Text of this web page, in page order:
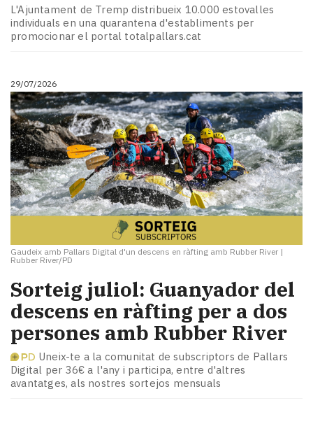
L'Ajuntament de Tremp distribueix 10.000 estovalles
individuals en una quarantena d'establiments per
promocionar el portal totalpallars.cat
29/07/2026
Gaudeix amb Pallars Digital d'un descens en ràfting amb Rubber River |
Rubber River/PD
Sorteig juliol: Guanyador del
descens en ràfting per a dos
persones amb Rubber River
Uneix-te a la comunitat de subscriptors de Pallars
Digital per 36€ a l'any i participa, entre d'altres
avantatges, als nostres sortejos mensuals